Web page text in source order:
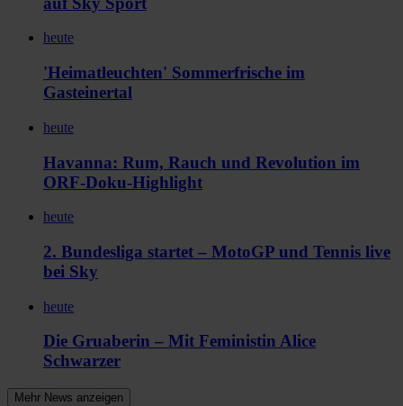
heute
'Heimatleuchten' Sommerfrische im
Gasteinertal
heute
Havanna: Rum, Rauch und Revolution im
ORF-Doku-Highlight
heute
2. Bundesliga startet – MotoGP und Tennis live
bei Sky
heute
Die Gruaberin – Mit Feministin Alice
Schwarzer
Mehr News anzeigen